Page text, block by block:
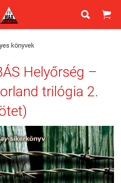
 
könyvek
Helyőrség –
trilógia 2.